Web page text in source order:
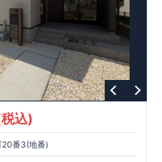
込)
20番3(地番)